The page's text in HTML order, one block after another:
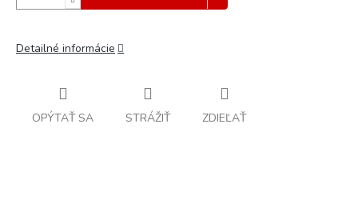
Detailné informácie
OPÝTAŤ SA STRÁŽIŤ ZDIEĽAŤ